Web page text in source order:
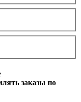
заказы по